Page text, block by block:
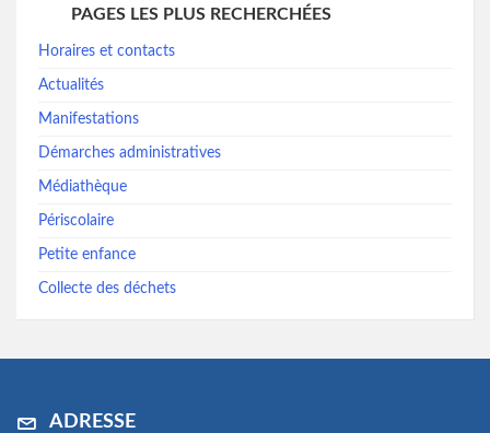
PAGES LES PLUS RECHERCHÉES
Horaires et contacts
Actualités
Manifestations
Démarches administratives
Médiathèque
Périscolaire
Petite enfance
Collecte des déchets
ADRESSE